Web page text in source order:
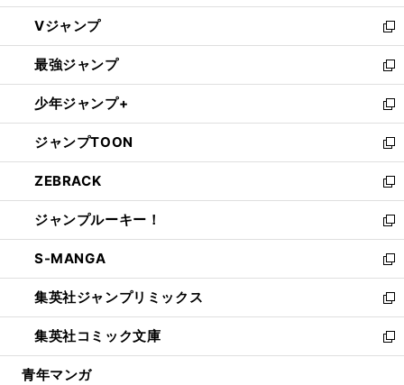
ウ
ィ
ン
ド
ウ
で
開
く
し
い
ウ
ィ
ン
ド
ウ
で
開
く
Vジャンプ
新
し
い
ウ
ィ
ン
ド
ウ
で
開
く
最強ジャンプ
新
し
い
ウ
ィ
ン
ド
ウ
で
開
く
少年ジャンプ+
新
し
い
ウ
ィ
ン
ド
ウ
で
開
く
ジャンプTOON
新
し
い
ウ
ィ
ン
ド
ウ
で
開
く
ZEBRACK
新
し
い
ウ
ィ
ン
ド
ウ
で
開
ジャンプルーキー！
新
し
い
ウ
ィ
ン
ド
ウ
S-MANGA
新
し
い
ウ
ィ
ン
集英社ジャンプリミックス
新
し
い
ウ
集英社コミック文庫
新
し
青年マンガ